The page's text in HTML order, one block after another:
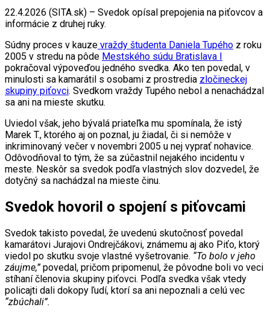
22.4.2026 (SITA.sk) – Svedok opísal prepojenia na piťovcov a
informácie z druhej ruky.
Súdny proces v kauze vraždy študenta Daniela Tupého z roku
2005 v stredu na pôde Mestského súdu Bratislava I
pokračoval výpoveďou jedného svedka. Ako ten povedal, v
minulosti sa kamarátil s osobami z prostredia zločineckej
skupiny piťovci. Svedkom vraždy Tupého nebol a nenachádzal
sa ani na mieste skutku.
Uviedol však, jeho bývalá priateľka mu spomínala, že istý
Marek T., ktorého aj on poznal, ju žiadal, či si nemôže v
inkriminovaný večer v novembri 2005 u nej vyprať nohavice.
Odôvodňoval to tým, že sa zúčastnil nejakého incidentu v
meste. Neskôr sa svedok podľa vlastných slov dozvedel, že
dotyčný sa nachádzal na mieste činu.
Svedok hovoril o spojení s piťovcami
Svedok takisto povedal, že uvedenú skutočnosť povedal
kamarátovi Jurajovi Ondrejčákovi, známemu aj ako Piťo, ktorý
viedol po skutku svoje vlastné vyšetrovanie. “To bolo v jeho
záujme,”povedal, pričom pripomenul, že pôvodne boli vo veci
stíhaní členovia skupiny piťovci. Podľa svedka však vtedy
policajti dali dokopy ľudí, ktorí sa ani nepoznali a celú vec
“zbúchali”.